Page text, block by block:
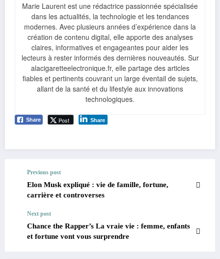
Marie Laurent est une rédactrice passionnée spécialisée
dans les actualités, la technologie et les tendances
modernes. Avec plusieurs années d’expérience dans la
création de contenu digital, elle apporte des analyses
claires, informatives et engageantes pour aider les
lecteurs à rester informés des dernières nouveautés. Sur
alacigaretteelectronique.fr, elle partage des articles
fiables et pertinents couvrant un large éventail de sujets,
allant de la santé et du lifestyle aux innovations
technologiques.
Share Post Share
Previous post
Elon Musk expliqué : vie de famille, fortune,
carrière et controverses
Next post
Chance the Rapper’s La vraie vie : femme, enfants
et fortune vont vous surprendre